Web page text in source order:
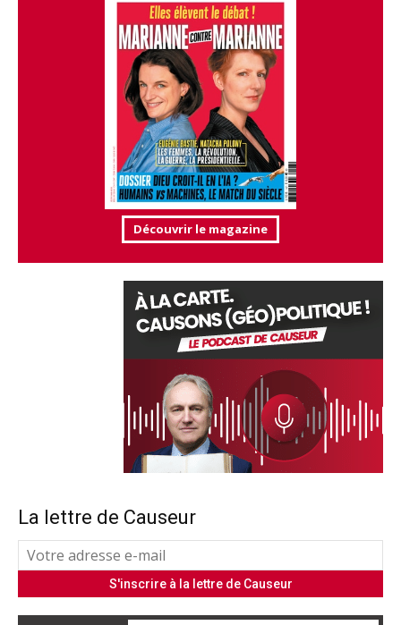
Découvrir le magazine
La lettre de Causeur